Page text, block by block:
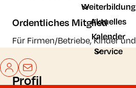
Weiterbildung
Aktuelles
Kalender
Service
Mein BDYoga
Kontakt
Ordentliches Mitglied
Für Firmen/Betriebe, Kinder
Profil